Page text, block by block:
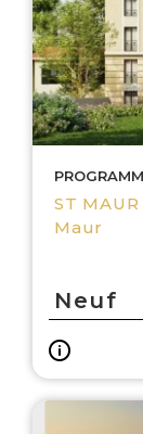
ST
Maur
Neuf